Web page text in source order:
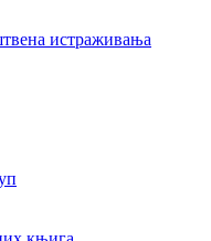
истраживања